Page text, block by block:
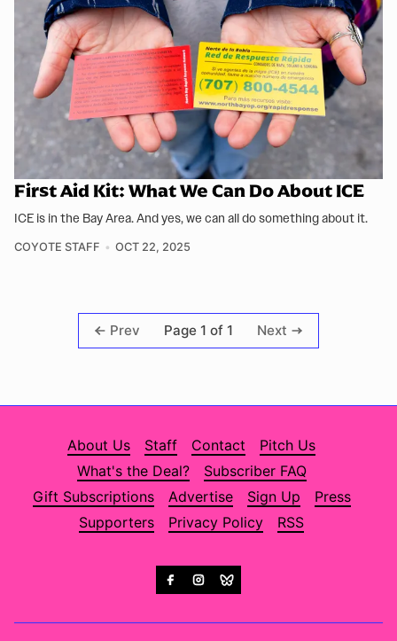
First Aid Kit: What We Can Do About ICE
ICE is in the Bay Area. And yes, we can all do something about it.
COYOTE STAFF OCT 22, 2025
Prev Page 1 of 1 Next
About Us Staff Contact
Pitch Us
What's the Deal?
Subscriber FAQ
Gift Subscriptions
Advertise Sign Up
Press
Supporters
Privacy Policy RSS